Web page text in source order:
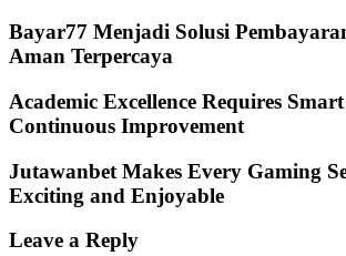
Bayar77 Menjadi Solusi
Aman Terpercaya
Academic Excellence Requires
Continuous Improvement
Jutawanbet Makes Every Gaming
Exciting and Enjoyable
Leave a Reply